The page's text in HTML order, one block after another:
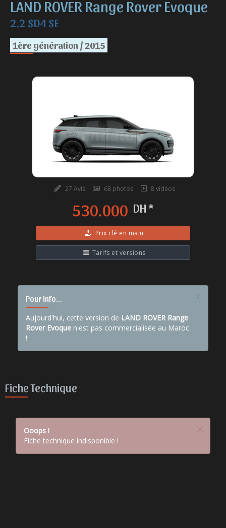
LAND ROVER Range Rover Evoque
2.2 SD4 SE
1ère génération / 2015
27 Avis 68 photos 8 vidéos
530.000 DH *
Prix clé en main
Tarifs et versions
×
Pour info...
Aujourd'hui, cette version de LAND ROVER Range
Rover Evoque n'est pas commercialisée au Maroc
!
Fiche Technique
×
Ooops !
Fiche technique indisponible !